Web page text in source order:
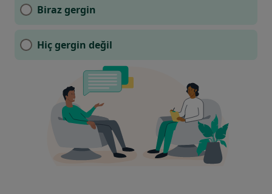
Biraz gergin
Hiç gergin değil